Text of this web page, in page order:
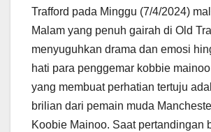
Trafford pada Minggu (7/4/2024)
Malam yang penuh gairah di Old
menyuguhkan drama dan emosi
hati para penggemar kobbie
yang membuat perhatian tertuju
brilian dari pemain muda
Koobie Mainoo. Saat pertandingan